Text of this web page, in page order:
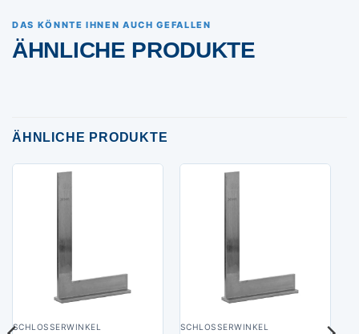
DAS KÖNNTE IHNEN AUCH GEFALLEN
ÄHNLICHE PRODUKTE
ÄHNLICHE PRODUKTE
SCHLOSSERWINKEL SCHLOSSERWINKEL